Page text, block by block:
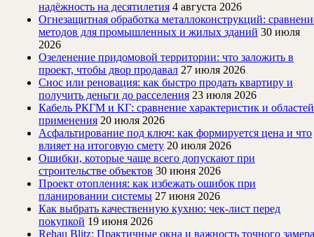
надёжность на десятилетия 4 августа 2026
Огнезащитная обработка металлоконструкций:
методов для промышленных и жилых зданий 30 июля
2026
Озеленение придомовой территории: что заложить в
проект, чтобы двор продавал 27 июля 2026
Снос или реновация: как быстро продать квартиру и
получить деньги до расселения 23 июля 2026
Кабель РКГМ и КГ: сравнение характеристик и областей
применения 20 июля 2026
Асфальтирование под ключ: как формируется цена и что
влияет на итоговую смету 20 июля 2026
Ошибки, которые чаще всего допускают при
строительстве объектов 30 июня 2026
Проект отопления: как избежать ошибок при
планировании системы 27 июня 2026
Как выбрать качественную кухню: чек-лист перед
покупкой 19 июня 2026
Rehau Blitz: Практичные окна и важность точного замера